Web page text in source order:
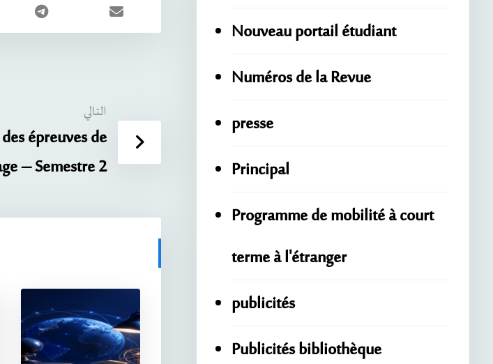
التالي
épreuves de
– Semestre 2
Nouveau portail étudiant
Numéros de la Revue
presse
Principal
Programme de mobilité à court
terme à l'étranger
publicités
Publicités bibliothèque